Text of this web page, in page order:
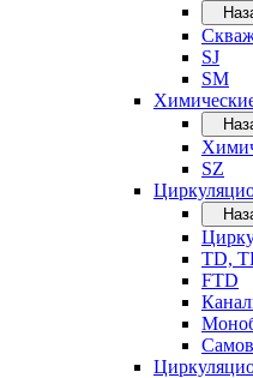
SJ
SM
SZ
TD,
FTD